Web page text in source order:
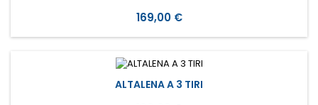
Prezzo
169,00 €
ALTALENA A 3 TIRI